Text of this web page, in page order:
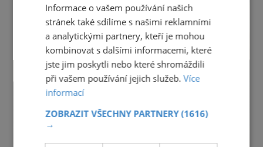
Informace o vašem používání našich
stránek také sdílíme s našimi reklamními
a analytickými partnery, kteří je mohou
kombinovat s dalšími informacemi, které
jste jim poskytli nebo které shromáždili
při vašem používání jejich služeb.Více
informací
ZOBRAZIT VŠECHNY PARTNERY(1616)
→